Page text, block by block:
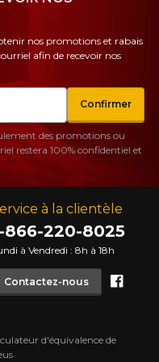
DE 500$ AVANT TAXES.
SÉLECTIONNÉS.
MINIMUM DE 500$ AVANT TAXES.
D'INFO
SÉLECTIONNÉS.
PLUS D'INFOà la clientèle
866-220-8025
à Vendredi : 8h à 18h
Contactez-nous
d'équivalence de
nos promotions et rabais
afin de recevoir nos
Confirmer
des promotions ou
restera 100% confidentiel et